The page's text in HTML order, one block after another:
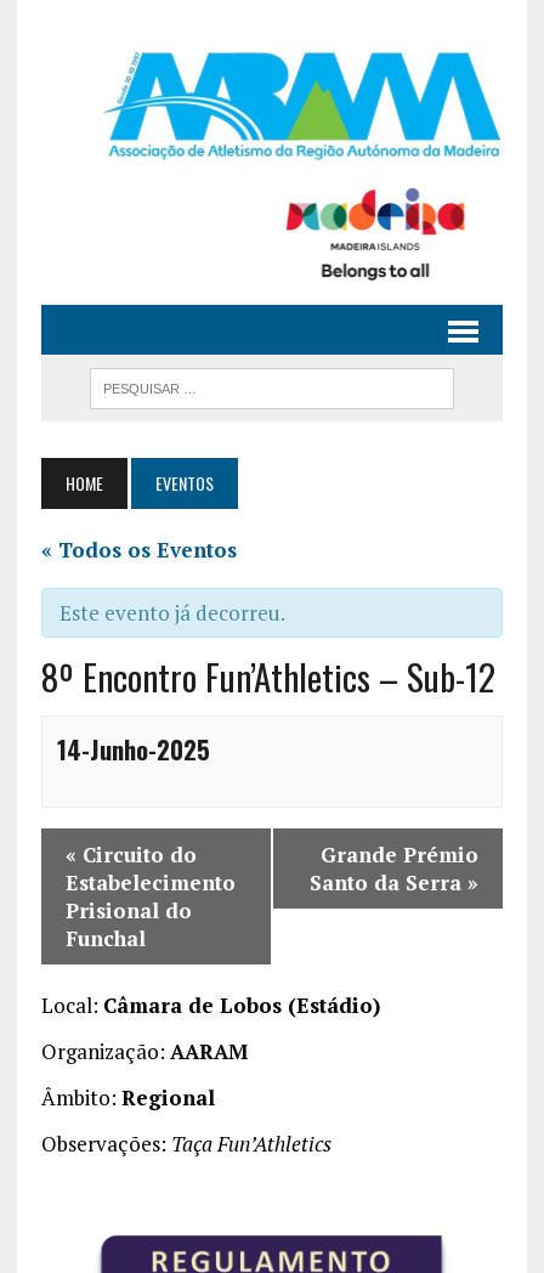
HOME EVENTOS
« Todos os Eventos
Este evento já decorreu.
8º Encontro Fun’Athletics – Sub-12
14-Junho-2025
« Circuito do
Estabelecimento
Prisional do
Funchal
Grande Prémio
Santo da Serra »
Local: Câmara de Lobos (Estádio)
Organização: AARAM
Âmbito: Regional
Observações: Taça Fun’Athletics